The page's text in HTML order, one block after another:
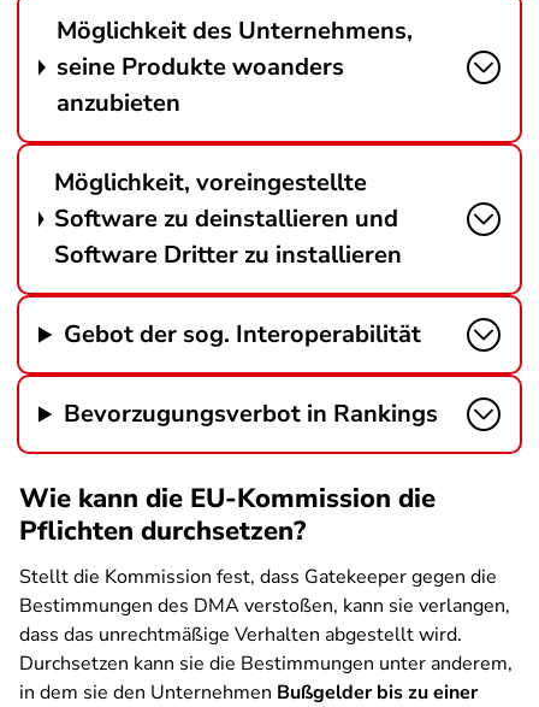
Möglichkeit des Unternehmens,
seine Produkte woanders
anzubieten
Möglichkeit, voreingestellte
Software zu deinstallieren und
Software Dritter zu installieren
Gebot der sog. Interoperabilität
Bevorzugungsverbot in Rankings
Wie kann die EU-Kommission die
Pflichten durchsetzen?
Stellt die Kommission fest, dass Gatekeeper gegen die
Bestimmungen des DMA verstoßen, kann sie verlangen,
dass das unrechtmäßige Verhalten abgestellt wird.
Durchsetzen kann sie die Bestimmungen unter anderem,
in dem sie den Unternehmen Bußgelder bis zu einer